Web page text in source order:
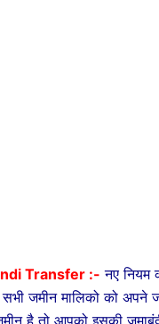
Transfer :- नए नियम
जमीन मालिको को अपने
है तो आपको इसकी